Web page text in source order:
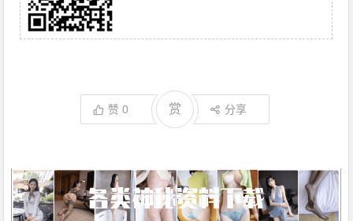
赞0 赏 分享